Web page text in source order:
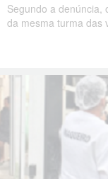
Segundo a denúncia,
da mesma turma das